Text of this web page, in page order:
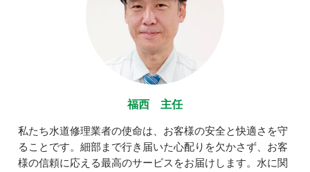
福西 主任
私たち水道修理業者の使命は、お客様の安全と快適さを守
ることです。細部まで行き届いた心配りを欠かさず、お客
様の信頼に応える最高のサービスをお届けします。水に関